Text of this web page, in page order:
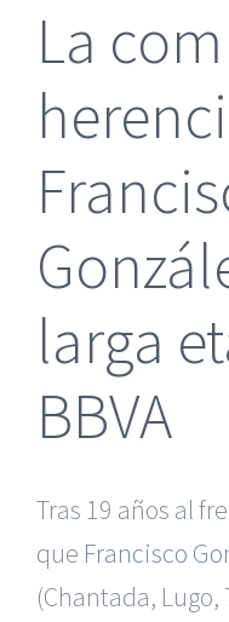
La
larga
BBVA
Tras 19 años al
que Francisco
(Chantada,